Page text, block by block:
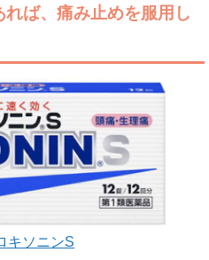
ば、痛み止めを服用し
キソニンS